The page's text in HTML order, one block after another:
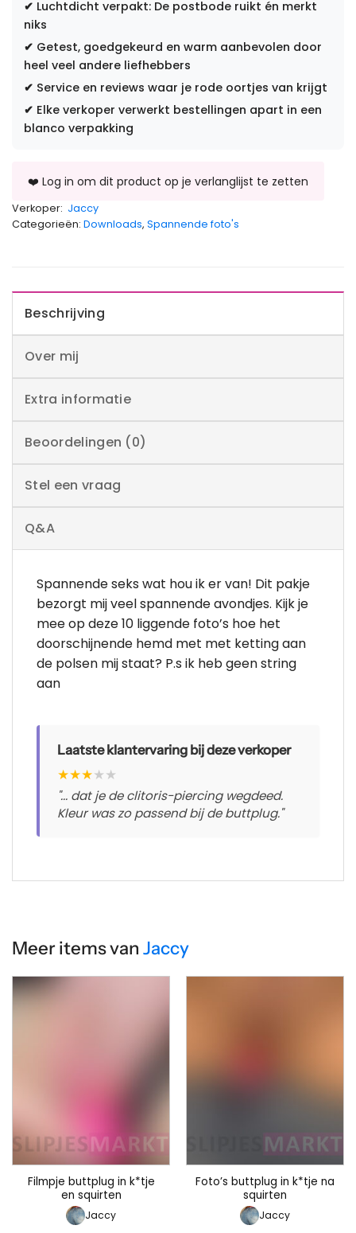
✔ Luchtdicht verpakt: De postbode ruikt én merkt
niks
✔ Getest, goedgekeurd en warm aanbevolen door
heel veel andere liefhebbers
✔ Service en reviews waar je rode oortjes van krijgt
✔ Elke verkoper verwerkt bestellingen apart in een
blanco verpakking
Verkoper: Jaccy
Categorieën: Downloads, Spannende foto's
Beschrijving
Over mij
Extra informatie
Beoordelingen (0)
Stel een vraag
Q&A
Spannende seks wat hou ik er van! Dit pakje
bezorgt mij veel spannende avondjes. Kijk je
mee op deze 10 liggende foto’s hoe het
doorschijnende hemd met met ketting aan
de polsen mij staat? P.s ik heb geen string
aan
Laatste klantervaring bij deze verkoper
★★★★★
"... dat je de clitoris-piercing wegdeed.
Kleur was zo passend bij de buttplug."
Meer items van Jaccy
Filmpje buttplug in k*tje
en squirten
Jaccy
Foto’s buttplug in k*tje na
squirten
Jaccy